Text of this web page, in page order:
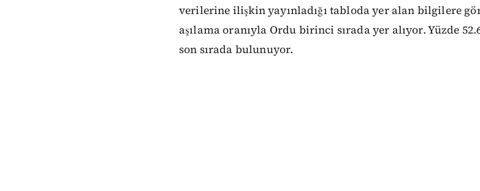
verilerine ilişkin yayınladığı tabloda yer alan bilgilere
aşılama oranıyla Ordu birinci sırada yer alıyor. Yüzde
son sırada bulunuyor.